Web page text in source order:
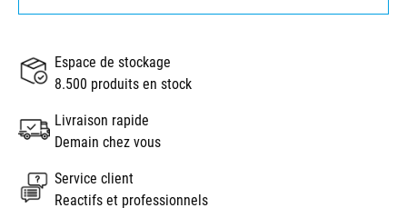
Espace de stockage
8.500 produits en stock
Livraison rapide
Demain chez vous
Service client
Reactifs et professionnels